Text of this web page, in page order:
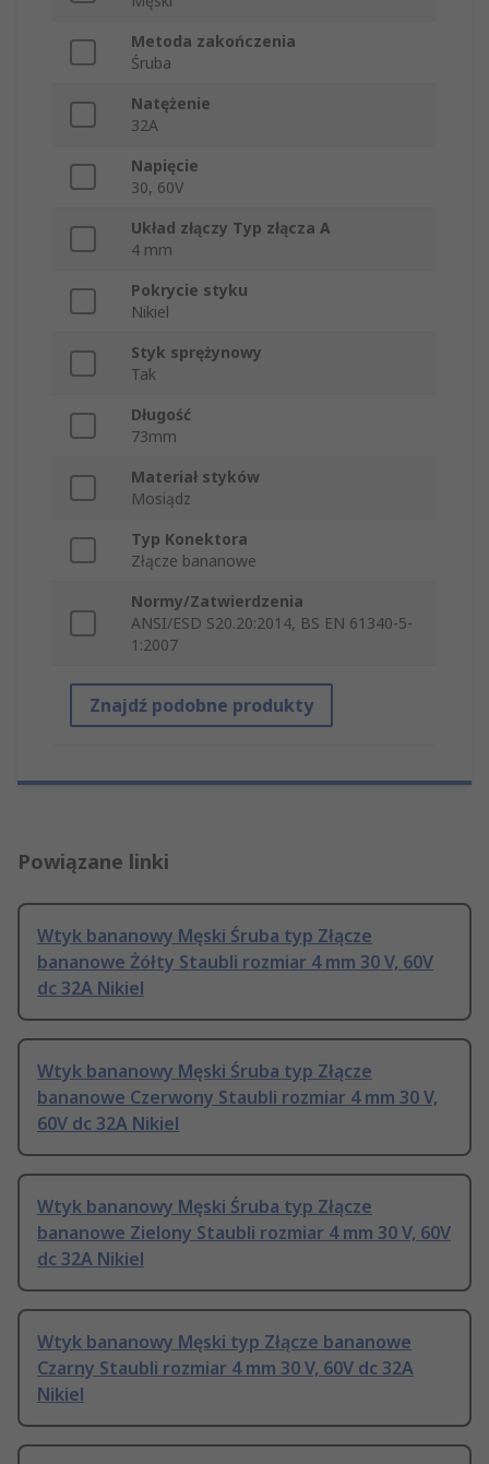
Metoda zakończenia
Śruba
Natężenie
32A
Napięcie
30, 60V
Układ złączy Typ złącza A
4 mm
Pokrycie styku
Nikiel
Styk sprężynowy
Tak
Długość
73mm
Materiał styków
Mosiądz
Typ Konektora
Złącze bananowe
Normy/Zatwierdzenia
ANSI/ESD S20.20:2014, BS EN 61340-5-
1:2007
Znajdź podobne produkty
Powiązane linki
Wtyk bananowy Męski Śruba typ Złącze
bananowe Żółty Staubli rozmiar 4 mm 30 V, 60V
dc 32A Nikiel
Wtyk bananowy Męski Śruba typ Złącze
bananowe Czerwony Staubli rozmiar 4 mm 30 V,
60V dc 32A Nikiel
Wtyk bananowy Męski Śruba typ Złącze
bananowe Zielony Staubli rozmiar 4 mm 30 V, 60V
dc 32A Nikiel
Wtyk bananowy Męski typ Złącze bananowe
Czarny Staubli rozmiar 4 mm 30 V, 60V dc 32A
Nikiel